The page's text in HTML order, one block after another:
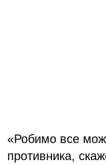
«Робимо все
противника,